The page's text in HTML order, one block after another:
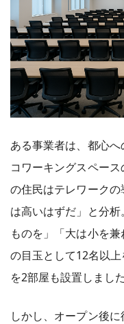
ある事業者は、都心へ
コワーキングスペー
の住民はテレワーク
は高いはずだ」と分
ものを」「大は小を
の目玉として12名以
を2部屋も設置しました
しかし、オープン後